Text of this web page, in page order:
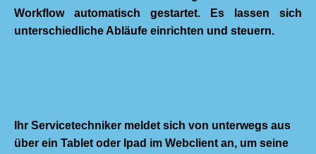
Workflow automatisch gestartet. Es lassen sich
unterschiedliche Abläufe einrichten und steuern.
Ihr Servicetechniker meldet sich von unterwegs aus
über ein Tablet oder Ipad im Webclient an, um seine